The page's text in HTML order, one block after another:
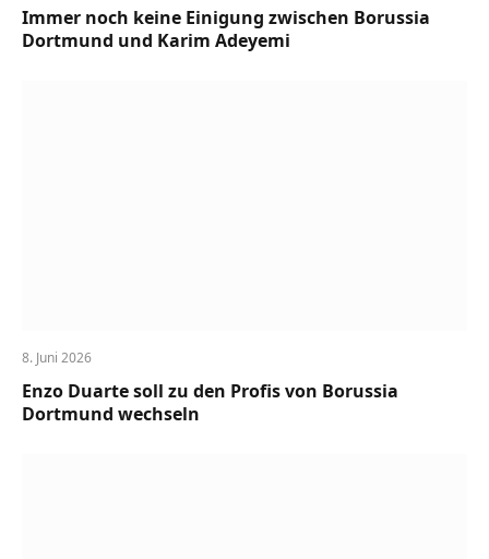
Immer noch keine Einigung zwischen Borussia
Dortmund und Karim Adeyemi
8. Juni 2026
Enzo Duarte soll zu den Profis von Borussia
Dortmund wechseln